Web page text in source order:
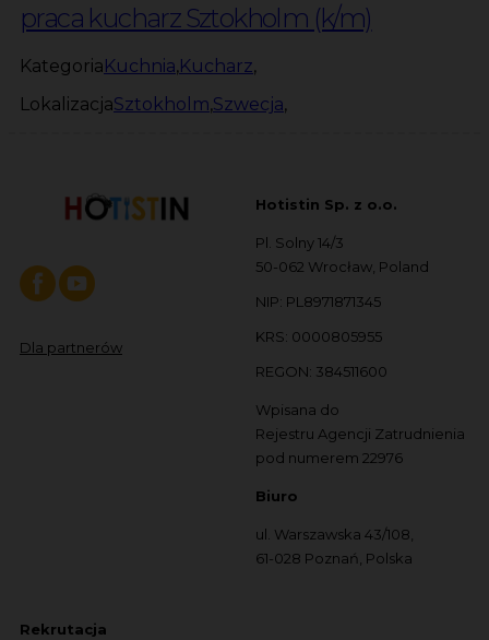
praca kucharz Sztokholm (k/m)
Kategoria Kuchnia,Kucharz,
LokalizacjaSztokholm,Szwecja,
Dla partnerów
Hotistin Sp. z o.o.
Pl. Solny 14/3
50-062 Wrocław, Poland
NIP: PL8971871345
KRS: 0000805955
REGON: 384511600
Wpisana do
Rejestru Agencji Zatrudnienia
pod numerem 22976
Biuro
ul. Warszawska 43/108,
61-028 Poznań, Polska
Rekrutacja